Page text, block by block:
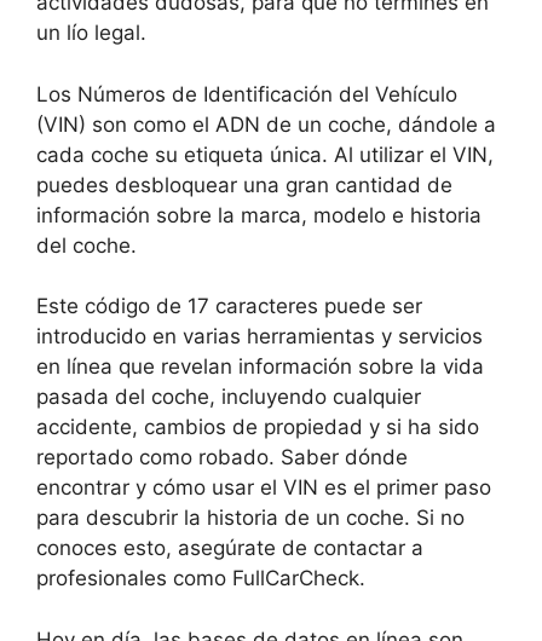
un lío legal.
Los Números de Identificación del Vehículo
(VIN) son como el ADN de un coche, dándole a
cada coche su etiqueta única. Al utilizar el VIN,
puedes desbloquear una gran cantidad de
información sobre la marca, modelo e historia
del coche.
Este código de 17 caracteres puede ser
introducido en varias herramientas y servicios
en línea que revelan información sobre la vida
pasada del coche, incluyendo cualquier
accidente, cambios de propiedad y si ha sido
reportado como robado. Saber dónde
encontrar y cómo usar el VIN es el primer paso
para descubrir la historia de un coche. Si no
conoces esto, asegúrate de contactar a
profesionales como FullCarCheck.